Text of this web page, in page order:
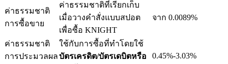
ลงทุนอัตโนมัติ
ค่าธรรมชาติ
การซื้อขาย
ค่าธรรมชาติที่เรียกเก็บ
เมื่อวางคำสั่งแบบสปอต
เพื่อซื้อ KNIGHT
จาก 0.0089%
ค่าธรรมชาติ
การประมวลผล
ใช้กับการซื้อที่ทำโดยใช้
บัตรเครดิต/บัตรเดบิตหรือ
0.45%-3.03%